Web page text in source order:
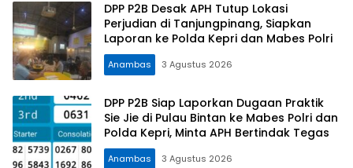
DPP P2B Desak APH Tutup Lokasi
Perjudian di Tanjungpinang, Siapkan
Laporan ke Polda Kepri dan Mabes Polri
Anambas 3 Agustus 2026
DPP P2B Siap Laporkan Dugaan Praktik
Sie Jie di Pulau Bintan ke Mabes Polri dan
Polda Kepri, Minta APH Bertindak Tegas
Anambas 3 Agustus 2026